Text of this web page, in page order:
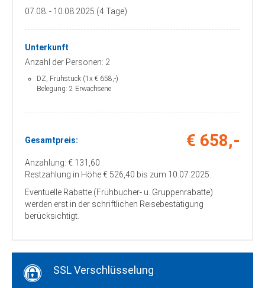
07.08. - 10.08.2025 (4 Tage)
Unterkunft
Anzahl der Personen: 2
DZ, Frühstück (1x € 658,-)
Belegung: 2 Erwachsene
Gesamtpreis: € 658,-
Anzahlung: € 131,60
Restzahlung in Höhe € 526,40 bis zum 10.07.2025.
Eventuelle Rabatte (Frühbucher- u. Gruppenrabatte)
werden erst in der schriftlichen Reisebestätigung
berücksichtigt.
SSL Verschlüsselung